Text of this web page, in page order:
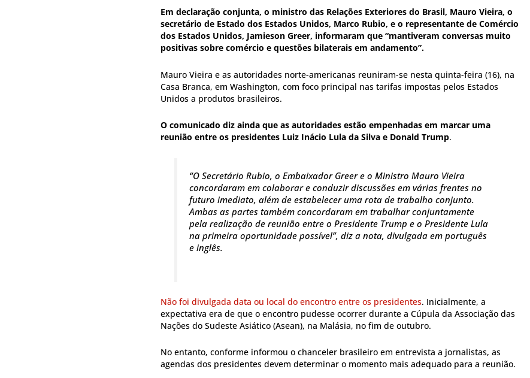
Em declaração conjunta, o ministro das Relações Exteriores do Brasil, Mauro Vieira, o
secretário de Estado dos Estados Unidos, Marco Rubio, e o representante de Comércio
dos Estados Unidos, Jamieson Greer, informaram que “mantiveram conversas muito
positivas sobre comércio e questões bilaterais em andamento”.
Mauro Vieira e as autoridades norte-americanas reuniram-se nesta quinta-feira (16), na
Casa Branca, em Washington, com foco principal nas tarifas impostas pelos Estados
Unidos a produtos brasileiros.
O comunicado diz ainda que as autoridades estão empenhadas em marcar uma
reunião entre os presidentes Luiz Inácio Lula da Silva e Donald Trump.
“O Secretário Rubio, o Embaixador Greer e o Ministro Mauro Vieira
concordaram em colaborar e conduzir discussões em várias frentes no
futuro imediato, além de estabelecer uma rota de trabalho conjunto.
Ambas as partes também concordaram em trabalhar conjuntamente
pela realização de reunião entre o Presidente Trump e o Presidente Lula
na primeira oportunidade possível”, diz a nota, divulgada em português
e inglês.
Não foi divulgada data ou local do encontro entre os presidentes. Inicialmente, a
expectativa era de que o encontro pudesse ocorrer durante a Cúpula da Associação das
Nações do Sudeste Asiático (Asean), na Malásia, no fim de outubro.
No entanto, conforme informou o chanceler brasileiro em entrevista a jornalistas, as
agendas dos presidentes devem determinar o momento mais adequado para a reunião.